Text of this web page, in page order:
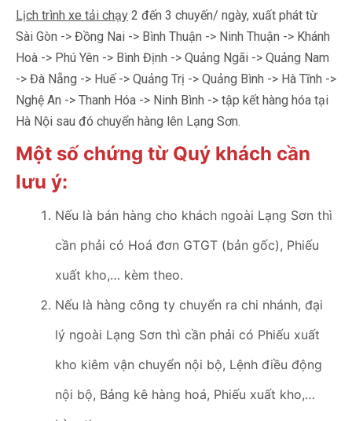
Lịch trình xe tải chạy 2 đến 3 chuyến/ ngày, xuất phát từ
Sài Gòn -> Đồng Nai -> Bình Thuận -> Ninh Thuận -> Khánh
Hoà -> Phú Yên -> Bình Định -> Quảng Ngãi -> Quảng Nam
-> Đà Nẵng -> Huế -> Quảng Trị -> Quảng Bình -> Hà Tĩnh ->
Nghệ An -> Thanh Hóa -> Ninh Bình -> tập kết hàng hóa tại
Hà Nội sau đó chuyển hàng lên Lạng Sơn.
Một số chứng từ Quý khách cần
lưu ý:
Nếu là bán hàng cho khách ngoài Lạng Sơn thì
cần phải có Hoá đơn GTGT (bản gốc), Phiếu
xuất kho,… kèm theo.
Nếu là hàng công ty chuyển ra chi nhánh, đại
lý ngoài Lạng Sơn thì cần phải có Phiếu xuất
kho kiêm vận chuyển nội bộ, Lệnh điều động
nội bộ, Bảng kê hàng hoá, Phiếu xuất kho,…